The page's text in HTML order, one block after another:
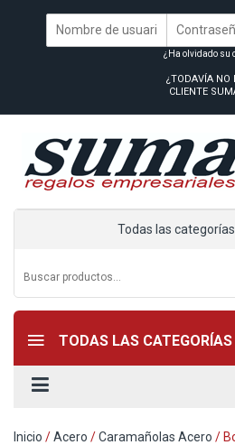
¿Ha olvidado su
¿TODAVÍA NO
CLIENTE
Todas las categorías
TODAS LAS CATEGORÍAS
Inicio /Acero /Caramañolas Acero /